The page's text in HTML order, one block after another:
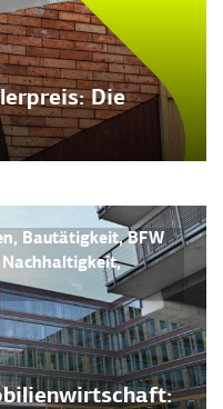
Die
, Bautätigkeit,BFW
Nachhaltigkeit,